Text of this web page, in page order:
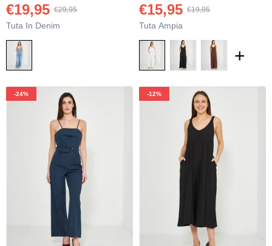
Tuta In Denim
€29,95
€19,95
Tuta Ampia
€19,95
€15,95
+
-24% -12%